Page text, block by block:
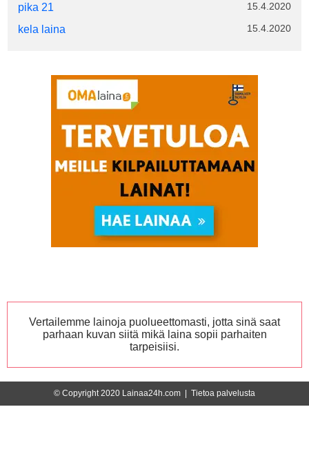
pika 21 15.4.2020
kela laina 15.4.2020
Vertailemme lainoja puolueettomasti, jotta sinä saat
parhaan kuvan siitä mikä laina sopii parhaiten
tarpeisiisi.
© Copyright 2020 Lainaa24h.com | Tietoa palvelusta